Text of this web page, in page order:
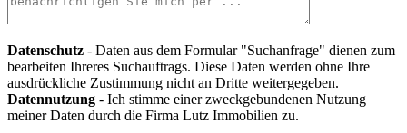
Datenschutz - Daten aus dem Formular "Suchanfrage" dienen zum
bearbeiten Ihreres Suchauftrags. Diese Daten werden ohne Ihre
ausdrückliche Zustimmung nicht an Dritte weitergegeben.
Datennutzung - Ich stimme einer zweckgebundenen Nutzung
meiner Daten durch die Firma Lutz Immobilien zu.